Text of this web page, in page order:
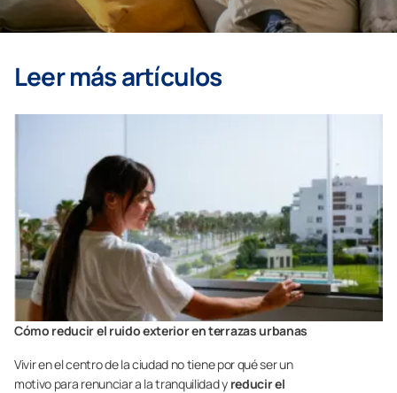
Leer más artículos
Cómo reducir el ruido exterior en terrazas urbanas
Vivir en el centro de la ciudad no tiene por qué ser un
motivo para renunciar a la tranquilidad y reducir el